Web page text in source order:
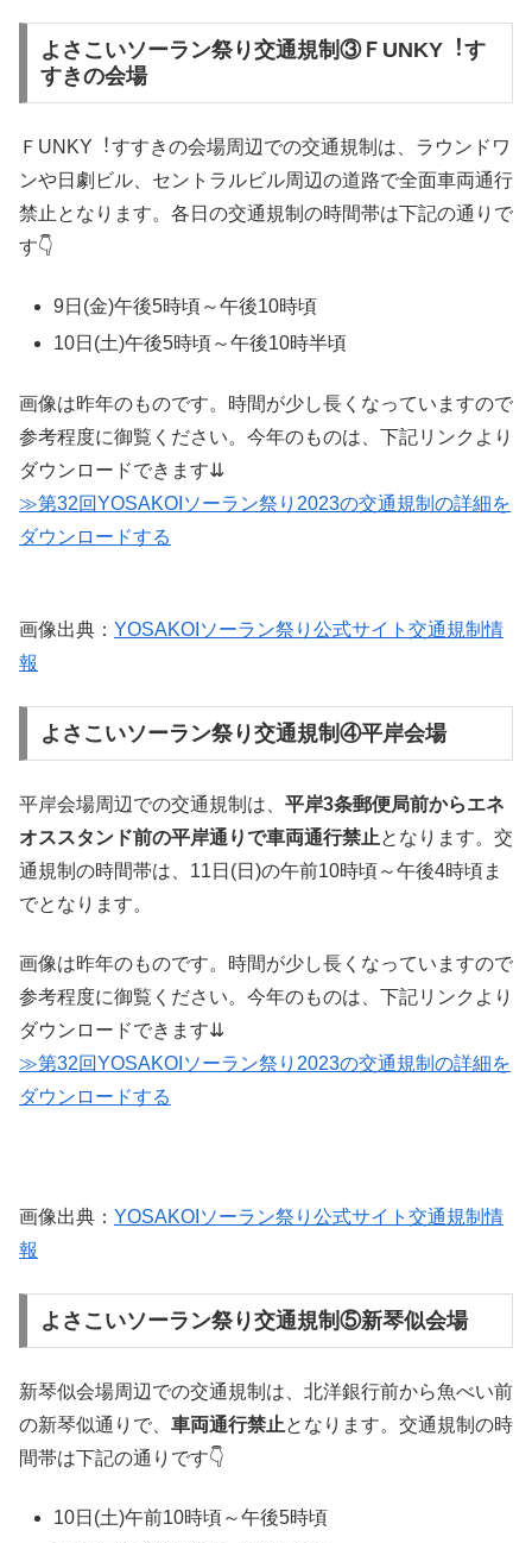
よさこいソーラン祭り交通規制③ＦUNKY︕す
すきの会場
ＦUNKY︕すすきの会場周辺での交通規制は、ラウンドワ
ンや日劇ビル、セントラルビル周辺の道路で全面車両通行
禁止となります。各日の交通規制の時間帯は下記の通りで
す👇
9日(金)午後5時頃～午後10時頃
10日(土)午後5時頃～午後10時半頃
画像は昨年のものです。時間が少し長くなっていますので
参考程度に御覧ください。今年のものは、下記リンクより
ダウンロードできます⇊
≫第32回YOSAKOIソーラン祭り2023の交通規制の詳細を
ダウンロードする
画像出典： YOSAKOIソーラン祭り公式サイト交通規制情
報
よさこいソーラン祭り交通規制④平岸会場
平岸会場周辺での交通規制は、 平岸3条郵便局前からエネ
オススタンド前の平岸通りで車両通行禁止となります。交
通規制の時間帯は、11日(日)の午前10時頃～午後4時頃ま
でとなります。
画像は昨年のものです。時間が少し長くなっていますので
参考程度に御覧ください。今年のものは、下記リンクより
ダウンロードできます⇊
≫第32回YOSAKOIソーラン祭り2023の交通規制の詳細を
ダウンロードする
画像出典： YOSAKOIソーラン祭り公式サイト交通規制情
報
よさこいソーラン祭り交通規制⑤新琴似会場
新琴似会場周辺での交通規制は、北洋銀行前から魚べい前
の新琴似通りで、 車両通行禁止となります。交通規制の時
間帯は下記の通りです👇
10日(土)午前10時頃～午後5時頃